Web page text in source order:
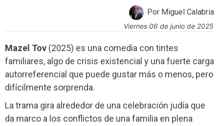
Por Miguel Calabria
viernes 06 de junio de 2025
Mazel Tov (2025) es una comedia con tintes
familiares, algo de crisis existencial y una fuerte carga
autorreferencial que puede gustar más o menos, pero
difícilmente sorprenda.
La trama gira alrededor de una celebración judía que
da marco a los conflictos de una familia en plena